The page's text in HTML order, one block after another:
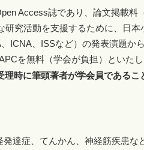
Access誌であり、論文掲載料
究活動を支援するために、日本
ICNA、ISSなど）の発表演題か
を無料（学会が負担）といた
理時に筆頭著者が学会員であるこ
発達症、てんかん、神経筋疾患な